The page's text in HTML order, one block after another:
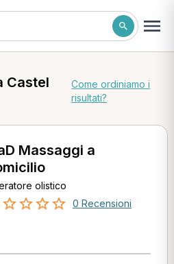
Castel
Come ordiniamo i
risultati?
Massaggi a
olistico
0 Recensioni